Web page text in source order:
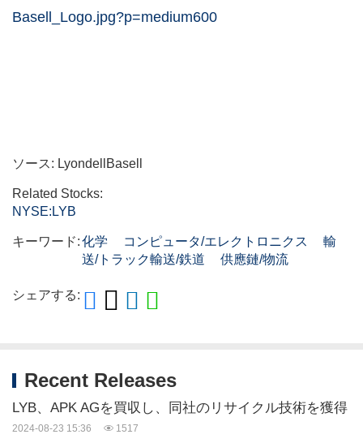
Basell_Logo.jpg?p=medium600
ソース: LyondellBasell
Related Stocks:
NYSE:LYB
キーワード:化学 コンピュータ/エレクトロニクス
輸
送/トラック輸送/鉄道
供應鏈/物流
シェアする:
Recent Releases
LYB、APK AGを買収し、同社のリサイクル技術を獲得
2024-08-23 15:36 1517